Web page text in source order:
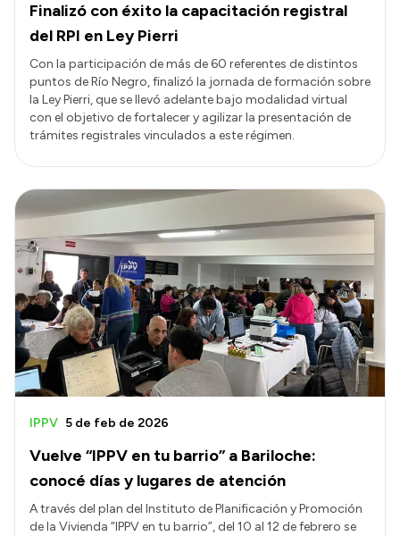
Finalizó con éxito la capacitación registral
del RPI en Ley Pierri
Con la participación de más de 60 referentes de distintos
puntos de Río Negro, finalizó la jornada de formación sobre
la Ley Pierri, que se llevó adelante bajo modalidad virtual
con el objetivo de fortalecer y agilizar la presentación de
trámites registrales vinculados a este régimen.
Vuelve “IPPV en tu barrio” a Bariloche:
conocé días y lugares de atención
IPPV 5 de feb de 2026
A través del plan del Instituto de Planificación y Promoción
de la Vivienda “IPPV en tu barrio”, del 10 al 12 de febrero se